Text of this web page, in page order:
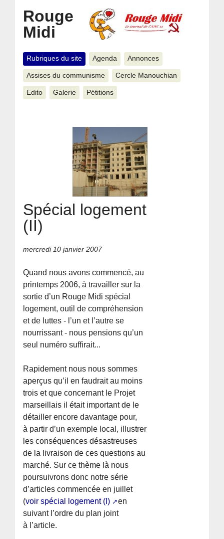
Rouge
Midi
Rubriques du site Agenda Annonces
Assises du communisme Cercle Manouchian
Edito Galerie Pétitions
Spécial logement
(II)
mercredi 10 janvier 2007
Quand nous avons commencé, au
printemps 2006, à travailler sur la
sortie d’un Rouge Midi spécial
logement, outil de compréhension
et de luttes - l’un et l’autre se
nourrissant - nous pensions qu’un
seul numéro suffirait...
Rapidement nous nous sommes
aperçus qu’il en faudrait au moins
trois et que concernant le Projet
marseillais il était important de le
détailler encore davantage pour,
à partir d’un exemple local, illustrer
les conséquences désastreuses
de la livraison de ces questions au
marché. Sur ce thème là nous
poursuivrons donc notre série
d’articles commencée en juillet
(voir spécial logement (I)
en
suivant l’ordre du plan joint
à l’article.